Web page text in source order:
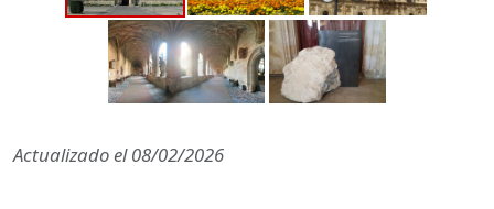
Actualizado el08/02/2026